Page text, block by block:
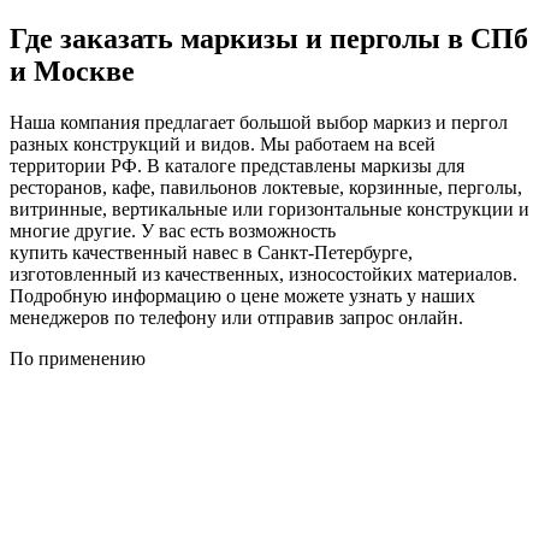
Где заказать маркизы и перголы в СПб
и Москве
Наша компания предлагает большой выбор маркиз и пергол
разных конструкций и видов. Мы работаем на всей
территории РФ. В каталоге представлены маркизы для
ресторанов, кафе, павильонов локтевые, корзинные, перголы,
витринные, вертикальные или горизонтальные конструкции и
многие другие. У вас есть возможность
купить качественный навес в Санкт-Петербурге,
изготовленный из качественных, износостойких материалов.
Подробную информацию о цене можете узнать у наших
менеджеров по телефону или отправив запрос онлайн.
По применению